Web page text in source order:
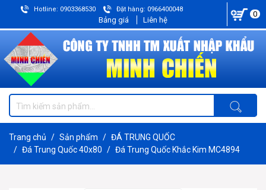
Hotline: 0903368530 Đặt hàng: 0966400048
0
Bảng giá Liên hệ
Trang chủ Sản phẩm
ĐÁ TRUNG QUỐC
Đá Trung Quốc 40x80
Đá Trung Quốc Khắc Kim MC4894